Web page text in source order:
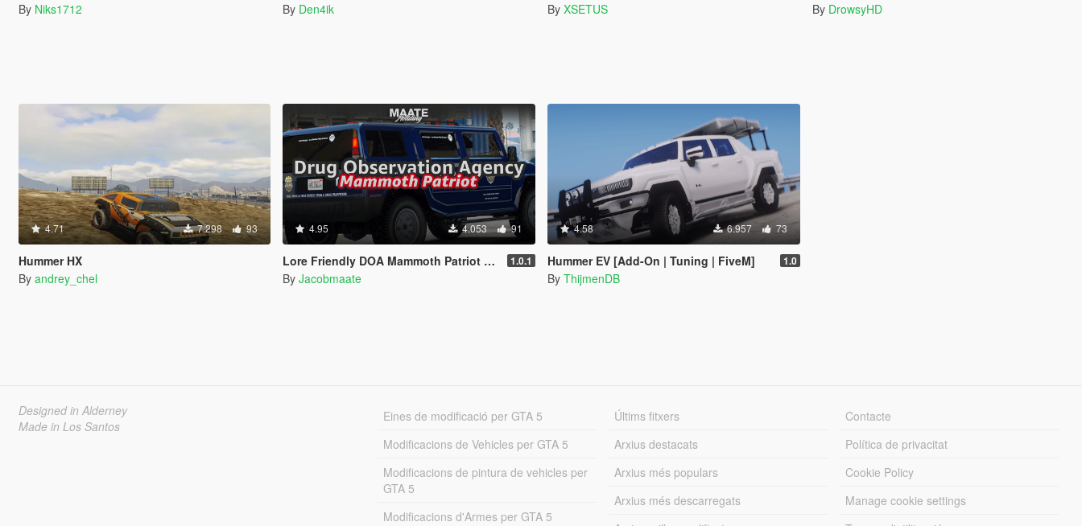
By Niks1712 By Den4ik By XSETUS By DrowsyHD
4.71 7.298 93
Hummer HX
By andrey_chel
4.95 4.053 91
Lore Friendly DOA Mammoth Patriot [Add-On / FiveM | Template] 1.0.1
By Jacobmaate
4.58 6.957 73
Hummer EV [Add-On | Tuning | FiveM] 1.0
By ThijmenDB
Designed in Alderney
Made in Los Santos
Eines de modificació per GTA 5
Modificacions de Vehicles per GTA 5
Modificacions de pintura de vehicles per
GTA 5
Modificacions d'Armes per GTA 5
Últims fitxers
Arxius destacats
Arxius més populars
Arxius més descarregats
Contacte
Política de privacitat
Cookie Policy
Manage cookie settings